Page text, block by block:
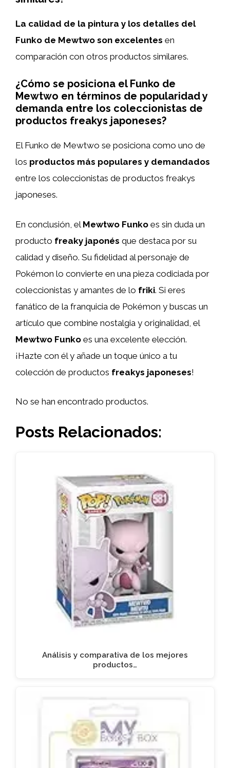
La calidad de la pintura y los detalles del
Funko de Mewtwo son excelentes en
comparación con otros productos similares.
¿Cómo se posiciona el Funko de
Mewtwo en términos de popularidad y
demanda entre los coleccionistas de
productos freakys japoneses?
El Funko de Mewtwo se posiciona como uno de
los productos más populares y demandados
entre los coleccionistas de productos freakys
japoneses.
En conclusión, el Mewtwo Funko es sin duda un
producto freaky japonés que destaca por su
calidad y diseño. Su fidelidad al personaje de
Pokémon lo convierte en una pieza codiciada por
coleccionistas y amantes de lo friki. Si eres
fanático de la franquicia de Pokémon y buscas un
artículo que combine nostalgia y originalidad, el
Mewtwo Funko es una excelente elección.
¡Hazte con él y añade un toque único a tu
colección de productos freakys japoneses!
No se han encontrado productos.
Posts Relacionados:
Análisis y comparativa de los mejores
productos…